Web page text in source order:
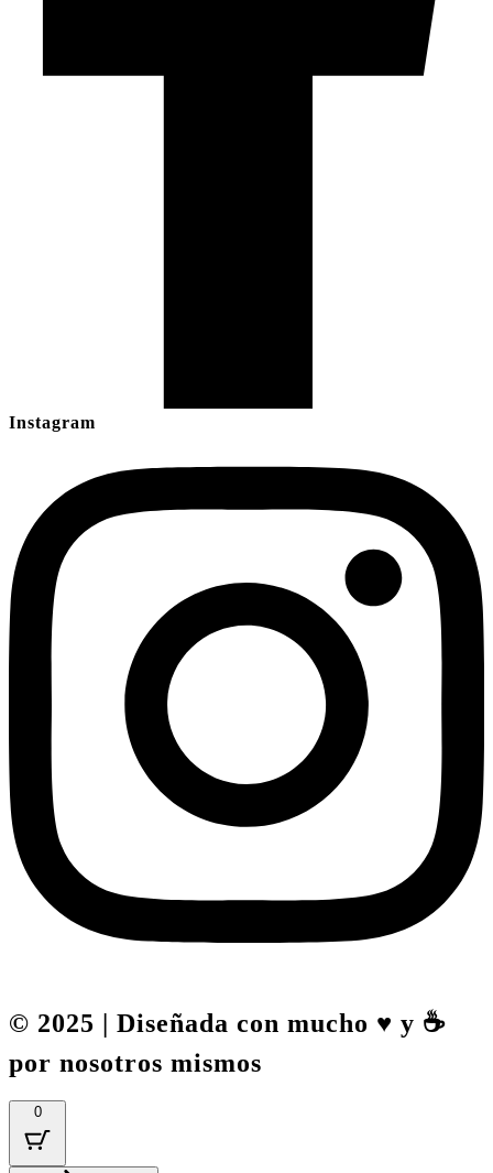
Instagram
© 2025 | Diseñada con mucho ♥️ y ☕
por nosotros mismos
0